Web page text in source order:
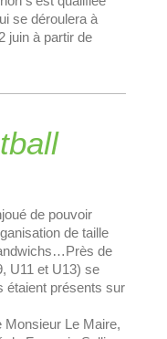
se déroulera à
juin à partir de
de pouvoir
de taille
de
U11 et U13) se
étaient présents sur
Monsieur Le Maire,